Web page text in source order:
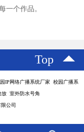
一个作品。
Top
IP网络广播系统厂家 校园广播系
室外防水号角
公司